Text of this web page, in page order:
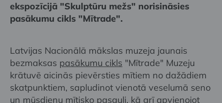
ekspozīcijā "Skulptūru mežs" norisināsies
pasākumu cikls "Mītrade".
Latvijas Nacionālā mākslas muzeja jaunais
bezmaksas pasākumu cikls "Mītrade" Muzeju
krātuvē aicinās pievērsties mītiem no dažādiem
skatpunktiem, sapludinot vienotā veselumā seno
un mūsdienu mītisko pasauli, kā arī apvienojot